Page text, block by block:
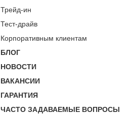
Трейд-ин
Тест-драйв
Корпоративным клиентам
БЛОГ
НОВОСТИ
ВАКАНСИИ
ГАРАНТИЯ
ЧАСТО ЗАДАВАЕМЫЕ ВОПРОСЫ